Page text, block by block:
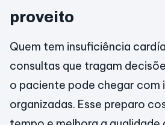
proveito
Quem tem insuficiência
consultas que tragam
o paciente pode chegar com
organizadas. Esse preparo